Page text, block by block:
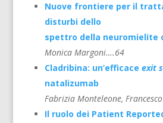
Nuove frontiere per il
disturbi dello
spettro della neuromielite
Monica Margoni….64
Cladribina: un’efficace exit
natalizumab
Fabrizia Monteleone,
Il ruolo dei Patient